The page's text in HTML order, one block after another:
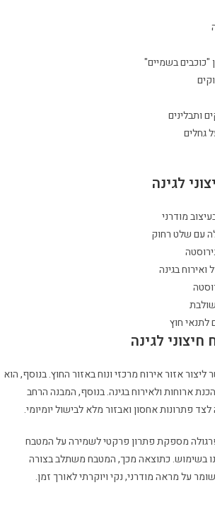
"כוכבים בשמיים"
ותבלינים
לגינה
מודרני
עם שלט רחוק
בגינה
לתנאי חוץ
לגינה
אזור אירוח מרכזי ונוח באזור החוץ. בנוסף, הוא
ארוחות ולאירוח בגינה. בנוסף, המבנה הרחב
פתרונות אחסון ואבזור מלא לבישול יומיומי.
מספקת פתרון פרקטי לשמירה על המטבח
בשימוש. כתוצאה מכך, המטבח משתלב בצורה
על מראה מודרני, נקי ויוקרתי לאורך זמן.